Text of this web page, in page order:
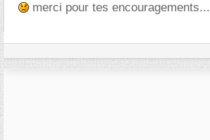
merci pour tes encouragements...